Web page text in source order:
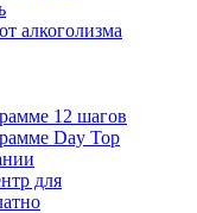
алкоголизма
12 шагов
Day Top
для